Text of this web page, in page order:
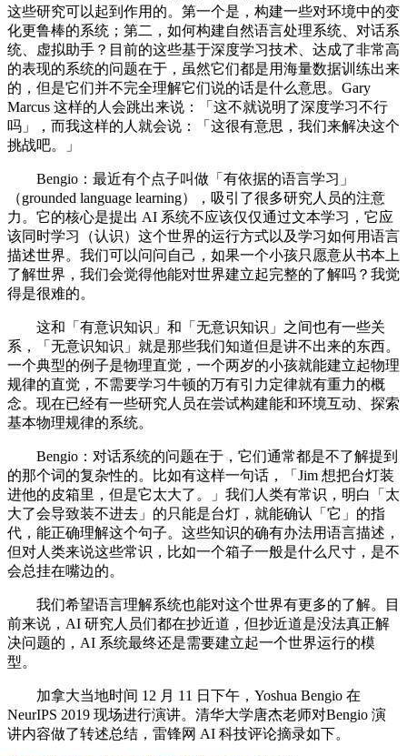
这些研究可以起到作用的。第一个是，构建一些对环境中的变
化更鲁棒的系统；第二，如何构建自然语言处理系统、对话系
统、虚拟助手？目前的这些基于深度学习技术、达成了非常高
的表现的系统的问题在于，虽然它们都是用海量数据训练出来
的，但是它们并不完全理解它们说的话是什么意思。Gary
Marcus 这样的人会跳出来说：「这不就说明了深度学习不行
吗」，而我这样的人就会说：「这很有意思，我们来解决这个
挑战吧。」
Bengio：最近有个点子叫做「有依据的语言学习」
（grounded language learning），吸引了很多研究人员的注意
力。它的核心是提出 AI 系统不应该仅仅通过文本学习，它应
该同时学习（认识）这个世界的运行方式以及学习如何用语言
描述世界。我们可以问问自己，如果一个小孩只愿意从书本上
了解世界，我们会觉得他能对世界建立起完整的了解吗？我觉
得是很难的。
这和「有意识知识」和「无意识知识」之间也有一些关
系，「无意识知识」就是那些我们知道但是讲不出来的东西。
一个典型的例子是物理直觉，一个两岁的小孩就能建立起物理
规律的直觉，不需要学习牛顿的万有引力定律就有重力的概
念。现在已经有一些研究人员在尝试构建能和环境互动、探索
基本物理规律的系统。
Bengio：对话系统的问题在于，它们通常都是不了解提到
的那个词的复杂性的。比如有这样一句话，「Jim 想把台灯装
进他的皮箱里，但是它太大了。」我们人类有常识，明白「太
大了会导致装不进去」的只能是台灯，就能确认「它」的指
代，能正确理解这个句子。这些知识的确有办法用语言描述，
但对人类来说这些常识，比如一个箱子一般是什么尺寸，是不
会总挂在嘴边的。
我们希望语言理解系统也能对这个世界有更多的了解。目
前来说，AI 研究人员们都在抄近道，但抄近道是没法真正解
决问题的，AI 系统最终还是需要建立起一个世界运行的模
型。
加拿大当地时间 12 月 11 日下午，Yoshua Bengio 在
NeurIPS 2019 现场进行演讲。清华大学唐杰老师对Bengio 演
讲内容做了转述总结，雷锋网 AI 科技评论摘录如下。